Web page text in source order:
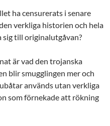
ha censurerats i senare
verkliga historien och hela
sig till originalutgåvan?
är vad den trojanska
blir smugglingen mer och
används utan verkliga
som förnekade att rökning